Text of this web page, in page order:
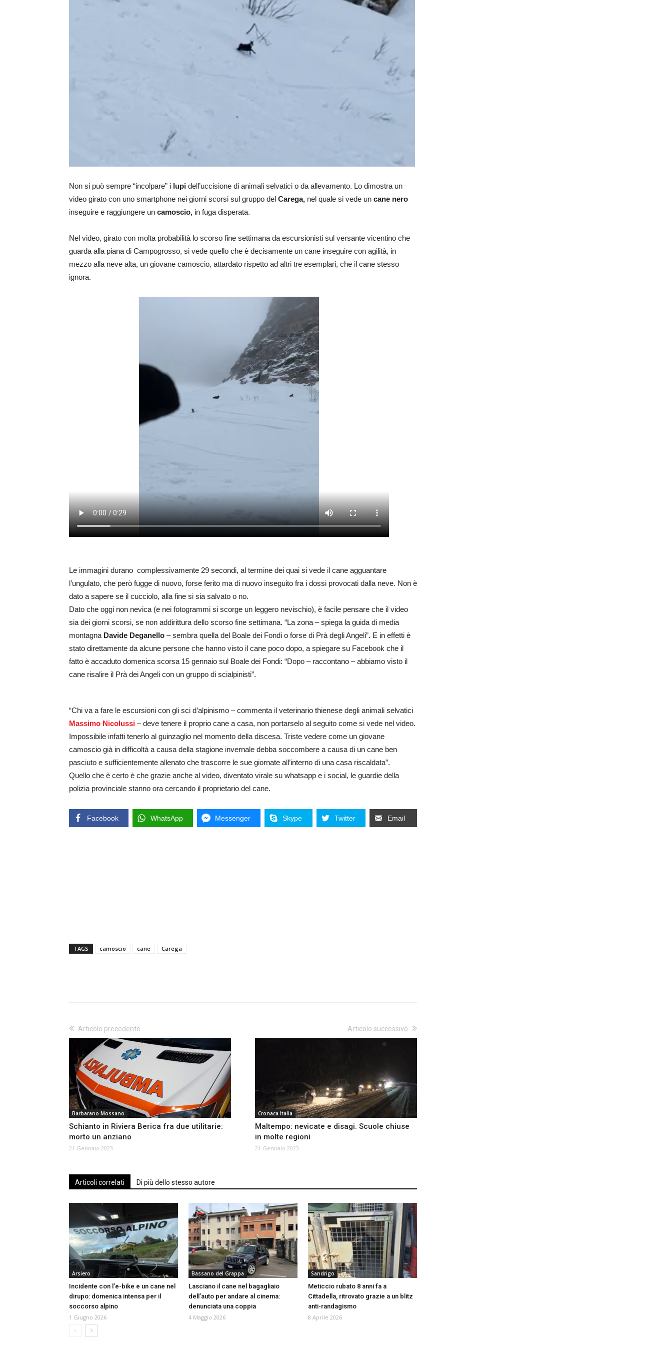
Non si può sempre “incolpare” i lupi dell’uccisione di animali selvatici o da allevamento. Lo dimostra un
video girato con uno smartphone nei giorni scorsi sul gruppo del Carega, nel quale si vede un cane nero
inseguire e raggiungere un camoscio, in fuga disperata.
Nel video, girato con molta probabilità lo scorso fine settimana da escursionisti sul versante vicentino che
guarda alla piana di Campogrosso, si vede quello che è decisamente un cane inseguire con agilità, in
mezzo alla neve alta, un giovane camoscio, attardato rispetto ad altri tre esemplari, che il cane stesso
ignora.
Le immagini durano complessivamente 29 secondi, al termine dei quai si vede il cane agguantare
l’ungulato, che però fugge di nuovo, forse ferito ma di nuovo inseguito fra i dossi provocati dalla neve. Non è
dato a sapere se il cucciolo, alla fine si sia salvato o no.
Dato che oggi non nevica (e nei fotogrammi si scorge un leggero nevischio), è facile pensare che il video
sia dei giorni scorsi, se non addirittura dello scorso fine settimana. “La zona – spiega la guida di media
montagna Davide Deganello – sembra quella del Boale dei Fondi o forse di Prà degli Angeli”. E in effetti è
stato direttamente da alcune persone che hanno visto il cane poco dopo, a spiegare su Facebook che il
fatto è accaduto domenica scorsa 15 gennaio sul Boale dei Fondi: “Dopo – raccontano – abbiamo visto il
cane risalire il Prà dei Angeli con un gruppo di scialpinisti”.
“Chi va a fare le escursioni con gli sci d’alpinismo – commenta il veterinario thienese degli animali selvatici
Massimo Nicolussi – deve tenere il proprio cane a casa, non portarselo al seguito come si vede nel video.
Impossibile infatti tenerlo al guinzaglio nel momento della discesa. Triste vedere come un giovane
camoscio già in difficoltà a causa della stagione invernale debba soccombere a causa di un cane ben
pasciuto e sufficientemente allenato che trascorre le sue giornate all’interno di una casa riscaldata”.
Quello che è certo è che grazie anche al video, diventato virale su whatsapp e i social, le guardie della
polizia provinciale stanno ora cercando il proprietario del cane.
Facebook WhatsApp Messenger Skype Twitter Email
TAGS camoscio cane Carega
Articolo precedente
Barbarano Mossano
Schianto in Riviera Berica fra due utilitarie:
morto un anziano
21 Gennaio 2023
Articolo successivo
Cronaca Italia
Maltempo: nevicate e disagi. Scuole chiuse
in molte regioni
21 Gennaio 2023
Articoli correlati Di più dello stesso autore
Arsiero
Incidente con l’e-bike e un cane nel
dirupo: domenica intensa per il
soccorso alpino
1 Giugno 2026
Bassano del Grappa
Lasciano il cane nel bagagliaio
dell’auto per andare al cinema:
denunciata una coppia
4 Maggio 2026
Sandrigo
Meticcio rubato 8 anni fa a
Cittadella, ritrovato grazie a un blitz
anti-randagismo
8 Aprile 2026